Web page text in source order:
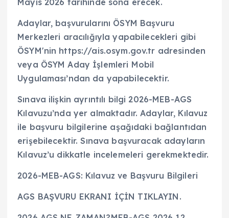
Adaylar, başvurularını ÖSYM Başvuru
Merkezleri aracılığıyla yapabilecekleri gibi
ÖSYM'nin https://ais.osym.gov.tr adresinden
veya ÖSYM Aday İşlemleri Mobil
Uygulaması’ndan da yapabilecektir.
Sınava ilişkin ayrıntılı bilgi 2026-MEB-AGS
Kılavuzu’nda yer almaktadır. Adaylar, Kılavuz
ile başvuru bilgilerine aşağıdaki bağlantıdan
erişebilecektir. Sınava başvuracak adayların
Kılavuz’u dikkatle incelemeleri gerekmektedir.
2026-MEB-AGS: Kılavuz ve Başvuru Bilgileri
AGS BAŞVURU EKRANI İÇİN TIKLAYIN.